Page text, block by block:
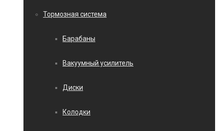
Тормозная система
Барабаны
Вакуумный усилитель
Диски
Колодки